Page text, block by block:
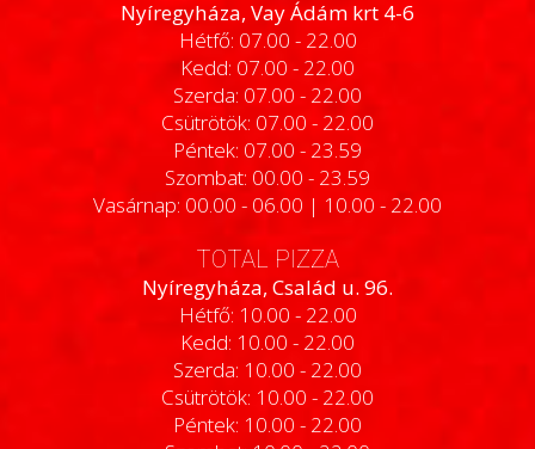
Nyíregyháza, Vay Ádám krt 4-6
Hétfő: 07.00 - 22.00
Kedd: 07.00 - 22.00
Szerda: 07.00 - 22.00
Csütrötök: 07.00 - 22.00
Péntek: 07.00 - 23.59
Szombat: 00.00 - 23.59
Vasárnap: 00.00 - 06.00 | 10.00 - 22.00
TOTAL PIZZA
Nyíregyháza, Család u. 96.
Hétfő: 10.00 - 22.00
Kedd: 10.00 - 22.00
Szerda: 10.00 - 22.00
Csütrötök: 10.00 - 22.00
Péntek: 10.00 - 22.00